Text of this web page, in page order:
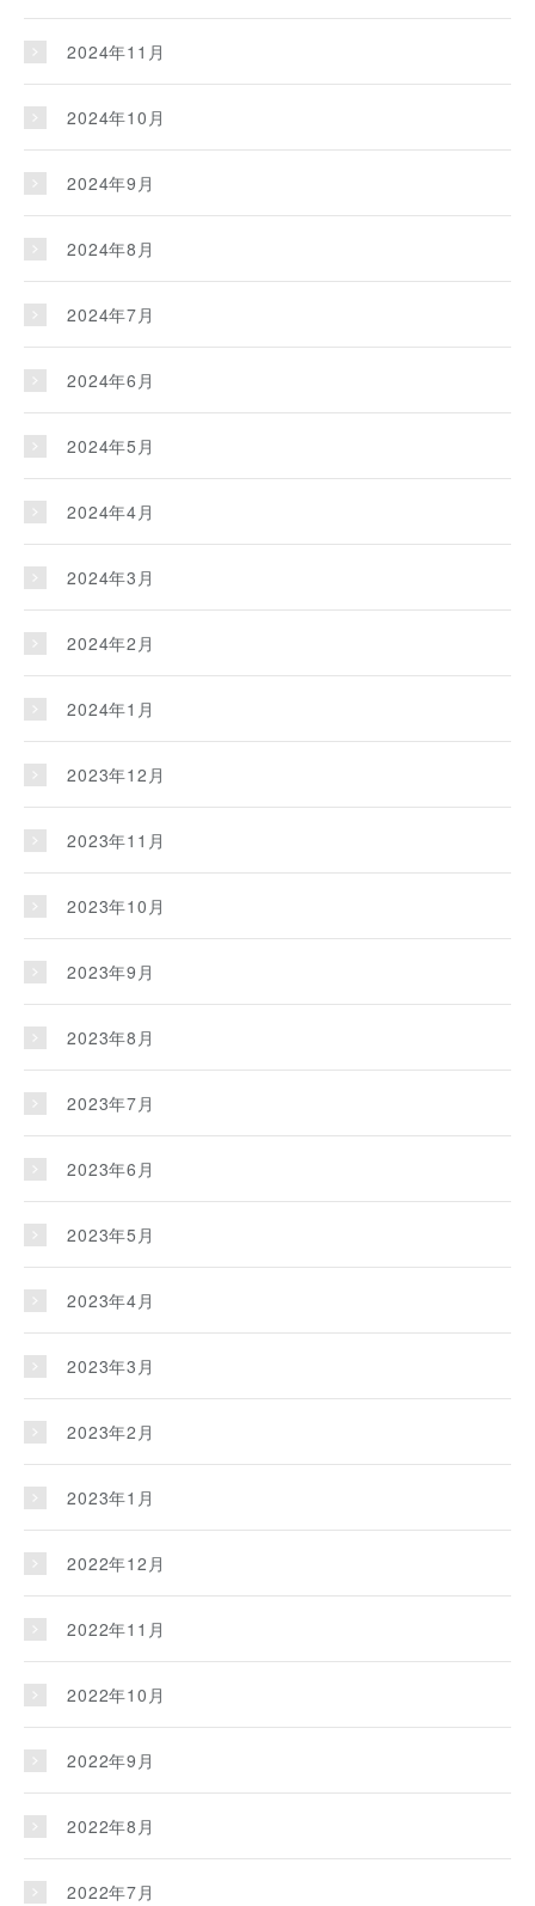
2024年11月
2024年10月
2024年9月
2024年8月
2024年7月
2024年6月
2024年5月
2024年4月
2024年3月
2024年2月
2024年1月
2023年12月
2023年11月
2023年10月
2023年9月
2023年8月
2023年7月
2023年6月
2023年5月
2023年4月
2023年3月
2023年2月
2023年1月
2022年12月
2022年11月
2022年10月
2022年9月
2022年8月
2022年7月